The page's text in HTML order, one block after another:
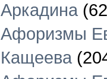
Аркадина
Афоризмы
Кащеева